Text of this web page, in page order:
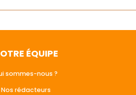
ÉQUIPE
sommes-nous ?
Nos rédacteurs